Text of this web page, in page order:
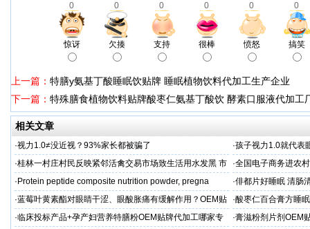
0 0 0 0 0 0
惊讶 欠揍 支持 很棒 愤怒 搞笑
上一篇： 特膳y氨基丁酸睡眠饮贴牌 睡眠植物饮料代加工生产企业
下一篇： 特殊膳食植物饮料贴牌酸枣仁氨基丁酸饮 酵素口服液代加工
相关文章
·视力1.0≠没近视？93%家长都被骗了 ·孩子视力1.0就代表
·桂林一村庄村民反映紧邻活禽交易市场致生活用水发黑 市
场称属“造谣”，联合调查组介入调查
·全国电子商务进农
利开班
· Protein peptide composite nutrition powder, pregna ·俳都片好睡眠 清肠
·蓝莓叶黄素酯对眼睛干涩、眼酸胀痛有缓解作用？OEM贴
牌代工
·酸枣仁百合膏方睡
厂
·临床投标产品+孕产妇营养特膳粉OEM贴牌代加工哪家专
·膏滋粉剂片剂OEM